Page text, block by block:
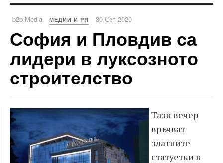
b2b Media МЕДИИ И PR 30 Сеп 2020
София и Пловдив са
лидери в луксозното
строителство
Тази вечер
връчват
златните
статуетки в